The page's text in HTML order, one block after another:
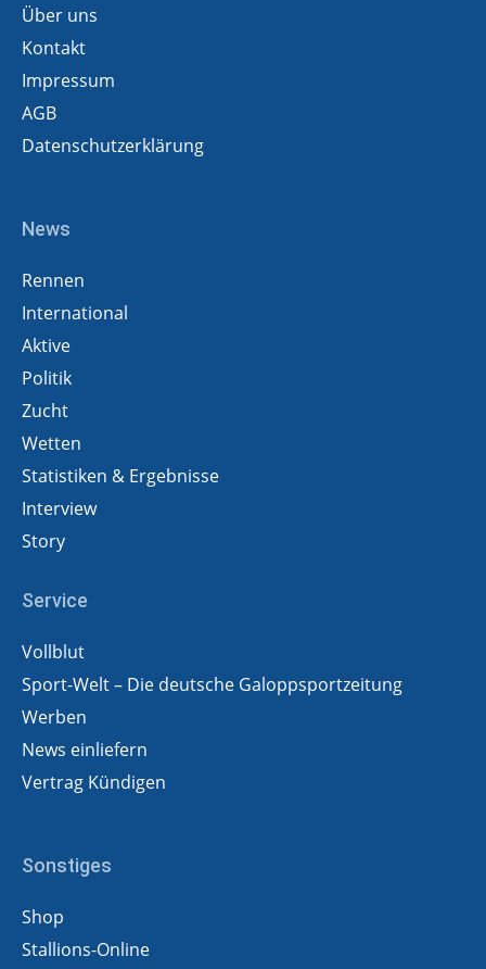
Über uns
Kontakt
Impressum
AGB
Datenschutzerklärung
News
Rennen
International
Aktive
Politik
Zucht
Wetten
Statistiken & Ergebnisse
Interview
Story
Service
Vollblut
Sport-Welt – Die deutsche Galoppsportzeitung
Werben
News einliefern
Vertrag Kündigen
Sonstiges
Shop
Stallions-Online